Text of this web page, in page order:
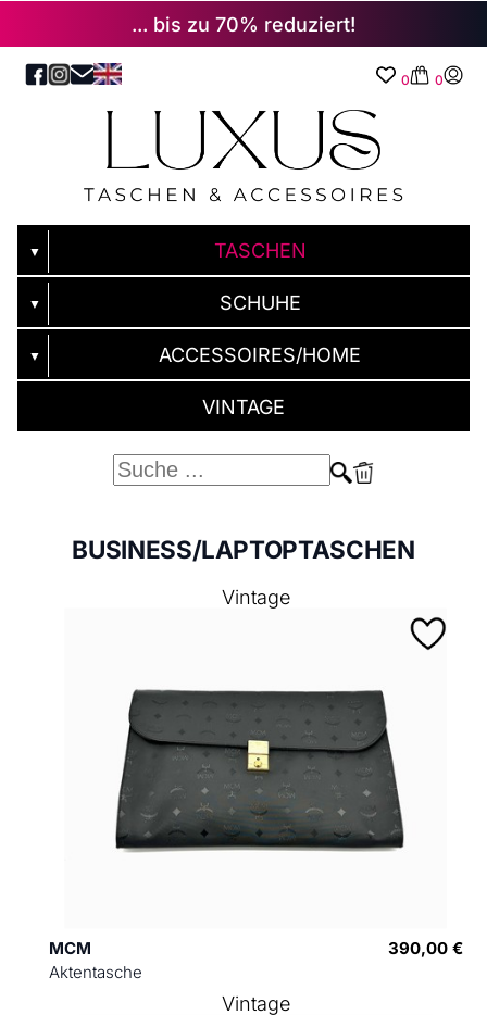
... bis zu 70% reduziert!
0 0
▼ TASCHEN
▼ SCHUHE
▼ ACCESSOIRES/HOME
VINTAGE
BUSINESS/LAPTOPTASCHEN
MCM
Aktentasche
390,00 €
Vintage
Vintage